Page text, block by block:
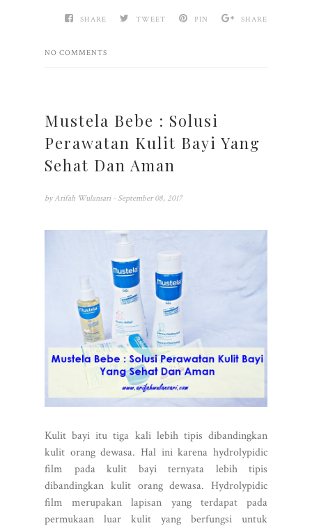
SHARE TWEET PIN SHARE
NO COMMENTS
Mustela Bebe : Solusi
Perawatan Kulit Bayi Yang
Sehat Dan Aman
by Arifah Wulansari - September 08, 2017
Kulit bayi itu tiga kali lebih tipis dibandingkan
kulit orang dewasa. Hal ini karena hydrolypidic
film pada kulit bayi ternyata lebih tipis
dibandingkan kulit orang dewasa. Hydrolypidic
film merupakan lapisan yang terdapat pada
permukaan luar kulit yang berfungsi untuk